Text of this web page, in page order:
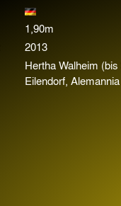
1,90m
2013
Hertha Walheim
Eilendorf,